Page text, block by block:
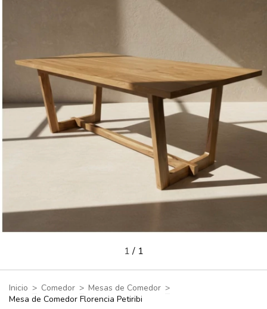
1/ 1
Inicio > Comedor > Mesas de Comedor >
Mesa de Comedor Florencia Petiribi